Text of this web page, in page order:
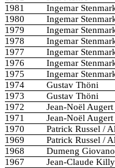
1981
Ingemar
1980
Ingemar
1979
Ingemar
1978
Ingemar
1977
Ingemar
1976
Ingemar
1975
Ingemar
1974
Gustav Thöni
1973
Gustav Thöni
1972
Jean-Noël Augert
1971
Jean-Noël Augert
1970
Patrick Russel /
1969
Patrick Russel /
1968
Dumeng
1967
Jean-Claude Killy